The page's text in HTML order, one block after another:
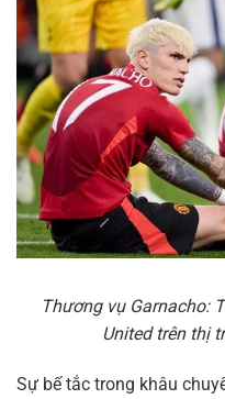
Thương vụ Garnacho:
United trên thị
Sự bế tắc trong khâu